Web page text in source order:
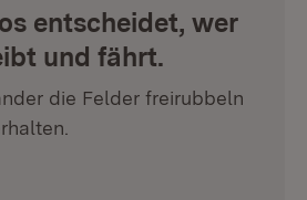
entscheidet, wer
und fährt.
die Felder freirubbeln